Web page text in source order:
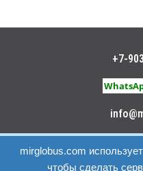
+7-
Политика
mirglobus.com
чтобы сделать